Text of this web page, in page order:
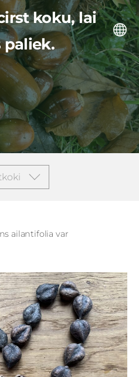
koku, lai
paliek.
ailantifolia var